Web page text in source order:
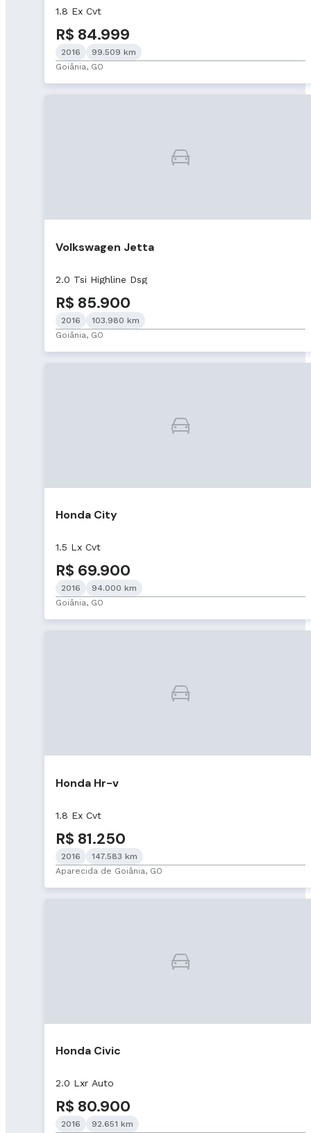
1.8 Ex Cvt
R$ 84.999
2016
99.509 km
Goiânia, GO
Volkswagen Jetta
2.0 Tsi Highline Dsg
R$ 85.900
2016
103.980 km
Goiânia, GO
Honda City
1.5 Lx Cvt
R$ 69.900
2016
94.000 km
Goiânia, GO
Honda Hr-v
1.8 Ex Cvt
R$ 81.250
2016
147.583 km
Aparecida de Goiânia, GO
Honda Civic
2.0 Lxr Auto
R$ 80.900
2016
92.651 km